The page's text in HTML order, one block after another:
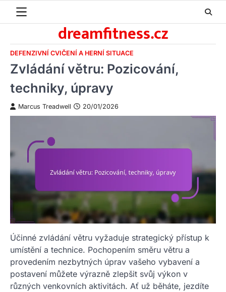
dreamfitness.cz
DEFENZIVNÍ CVIČENÍ A HERNÍ SITUACE
Zvládání větru: Pozicování,
techniky, úpravy
Marcus Treadwell 20/01/2026
Účinné zvládání větru vyžaduje strategický přístup k
umístění a technice. Pochopením směru větru a
provedením nezbytných úprav vašeho vybavení a
postavení můžete výrazně zlepšit svůj výkon v
různých venkovních aktivitách. Ať už běháte, jezdíte